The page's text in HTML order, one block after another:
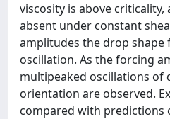
viscosity is above
absent under constant
amplitudes the drop
oscillation. As the forcing
multipeaked oscillations of
orientation are observed.
compared with predictions